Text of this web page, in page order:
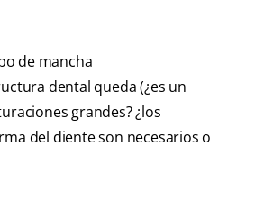
de mancha
dental queda (¿es un
grandes? ¿los
del diente son necesarios o